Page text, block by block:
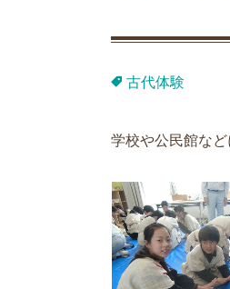
古代体験
学校や公民館など